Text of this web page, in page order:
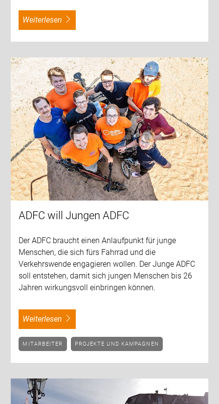
weiterlesen
ADFC will Jungen ADFC
Der ADFC braucht einen Anlaufpunkt für junge
Menschen, die sich fürs Fahrrad und die
Verkehrswende engagieren wollen. Der Junge ADFC
soll entstehen, damit sich jungen Menschen bis 26
Jahren wirkungsvoll einbringen können.
weiterlesen
MITARBEITER PROJEKTE UND KAMPAGNEN